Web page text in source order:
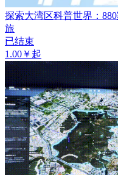
探索大湾区科普世界：
旅
已结束
1.00￥起